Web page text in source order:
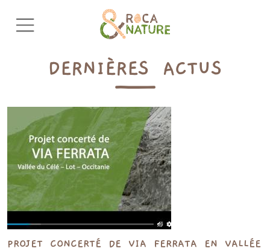
Aller au contenu principal
DERNIÈRES ACTUS
PROJET CONCERTÉ DE VIA FERRATA EN VALLÉE